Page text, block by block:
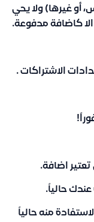
أو غيرها) ولا يحي
كاضافة مدفوعة.
الاشتراكات .
!
اضافة.
حالياً.
منه حالياً